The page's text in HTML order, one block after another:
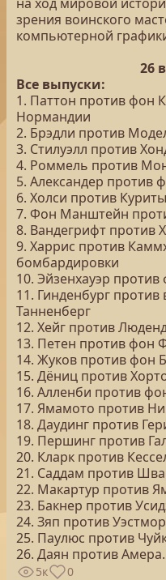
зрения воинского
компьютерной
26
Все выпуски:
1. Паттон против фон
Нормандии
2. Брэдли против
3. Стилуэлл против
4. Роммель против
5. Александер против
6. Холси против
7. Фон Манштейн
8. Вандегрифт против
9. Харрис против
бомбардировки
10. Эйзенхауэр
11. Гинденбург против
Танненберг
12. Хейг против
13. Петен против фон
14. Жуков против фон
15. Дёниц против
16. Алленби против
17. Ямамото против
18. Даудинг против
19. Першинг против
20. Кларк против
21. Саддам против
22. Макартур против
23. Бакнер против
24. Зяп против
25. Паулюс против
26. Даян против
5к 0